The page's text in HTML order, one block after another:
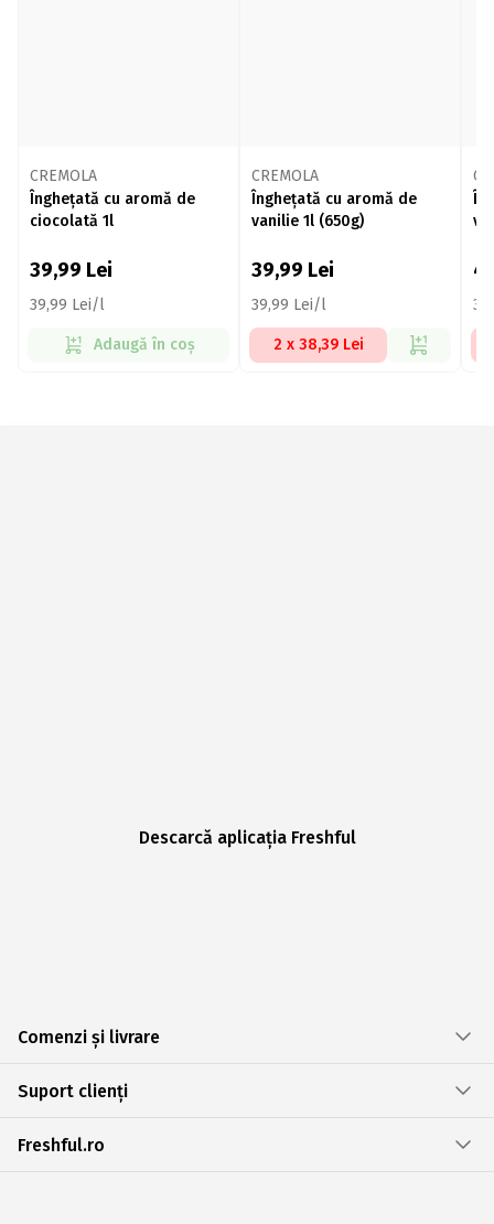
CREMOLA
Înghețată cu aromă de
ciocolată 1l
39,99 Lei
39,99 Lei/l
Adaugă în coș
CREMOLA
Înghețată cu aromă de
vanilie 1l (650g)
39,99 Lei
39,99 Lei/l
2 x 38,39 Lei
Descarcă aplicația Freshful
Comenzi și livrare
Suport clienți
Freshful.ro